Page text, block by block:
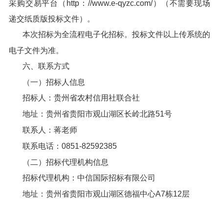
采购交易平台（http：//www.e-qyzc.com/）（不需要现场
递交纸质版投标文件）。
本次招标为全流程电子化招标。投标文件以上传系统的
电子文件为准。
六、联系方式
（一）招标人信息
招标人：贵州省农村信用社联合社
地址：贵州省贵阳市观山湖区长岭北路51号
联系人：蒋老师
联系电话：0851-82592385
（二）招标代理机构信息
招标代理机构：中信国际招标有限公司
地址：贵州省贵阳市观山湖区德福中心A7栋12层